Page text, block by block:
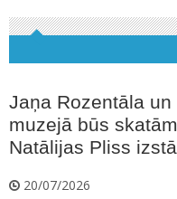
Jaņa Rozentāla
muzejā būs
Natālijas Pliss
20/07/2026